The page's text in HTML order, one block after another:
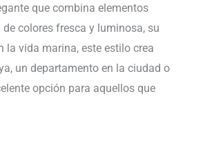
que combina elementos
colores fresca y luminosa, su
vida marina, este estilo crea
un departamento en la ciudad o
opción para aquellos que